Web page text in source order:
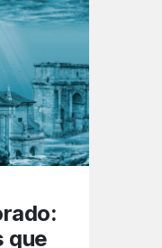
que